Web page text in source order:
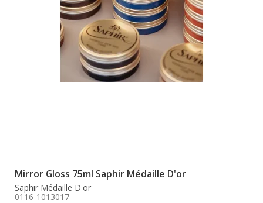
Mirror Gloss 75ml Saphir Médaille D'or
Saphir Médaille D'or
0116-1013017